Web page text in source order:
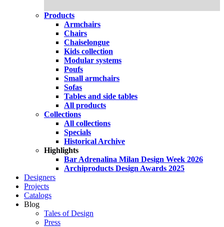
Products
Armchairs
Chairs
Chaiselongue
Kids collection
Modular systems
Poufs
Small armchairs
Sofas
Tables and side tables
All products
Collections
All collections
Specials
Historical Archive
Highlights
Bar Adrenalina Milan Design Week 2026
Archiproducts Design Awards 2025
Designers
Projects
Catalogs
Blog
Tales of Design
Press